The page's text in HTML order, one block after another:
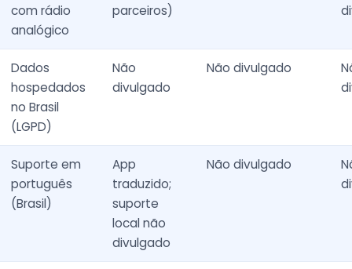
com rádio
analógico
parceiros)
Dados
hospedados
no Brasil
(LGPD)
Não
divulgado
Não divulgado
Suporte em
português
(Brasil)
App
traduzido;
suporte
local não
divulgado
Não divulgado